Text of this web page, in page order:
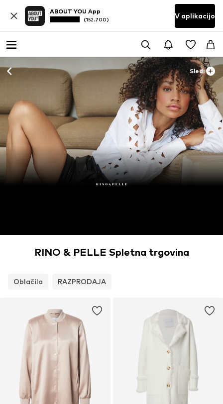
ABOUT YOU App
(152.700) V aplikacijo
Sledi
RINO & PELLE Spletna trgovina
Oblačila RAZPRODAJA